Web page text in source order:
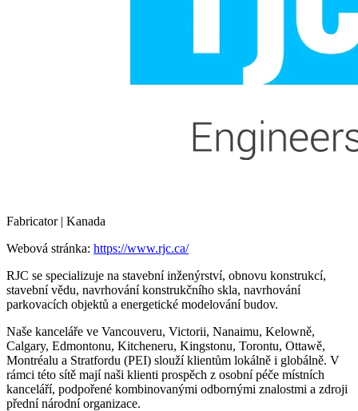
Fabricator | Kanada
Webová stránka: https://www.rjc.ca/
RJC se specializuje na stavební inženýrství, obnovu konstrukcí,
stavební vědu, navrhování konstrukčního skla, navrhování
parkovacích objektů a energetické modelování budov.
Naše kanceláře ve Vancouveru, Victorii, Nanaimu, Kelowně,
Calgary, Edmontonu, Kitcheneru, Kingstonu, Torontu, Ottawě,
Montréalu a Stratfordu (PEI) slouží klientům lokálně i globálně. V
rámci této sítě mají naši klienti prospěch z osobní péče místních
kanceláří, podpořené kombinovanými odbornými znalostmi a zdroji
přední národní organizace.